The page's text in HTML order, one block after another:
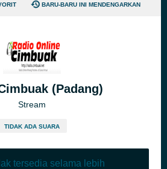
BARU-BARU INI MENDENGARKAN
(Padang)
Stream
TIDAK ADA SUARA
tersedia selama lebih